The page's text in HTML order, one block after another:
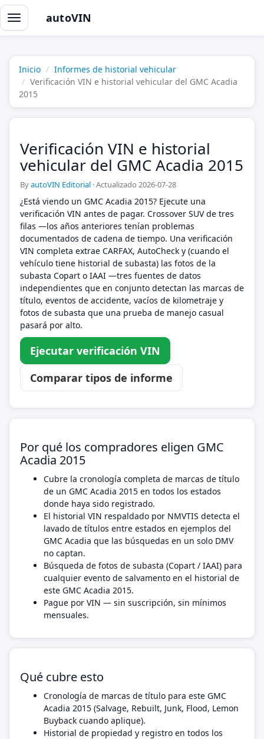
Alternar
navegación
autoVIN
Inicio
Informes de historial vehicular
Verificación VIN e historial vehicular del GMC Acadia
2015
Verificación VIN e historial
vehicular del GMC Acadia 2015
ByautoVIN Editorial ·Actualizado 2026-07-28
¿Está viendo un GMC Acadia 2015? Ejecute una
verificación VIN antes de pagar. Crossover SUV de tres
filas —los años anteriores tenían problemas
documentados de cadena de tiempo. Una verificación
VIN completa extrae CARFAX, AutoCheck y (cuando el
vehículo tiene historial de subasta) las fotos de la
subasta Copart o IAAI —tres fuentes de datos
independientes que en conjunto detectan las marcas de
título, eventos de accidente, vacíos de kilometraje y
fotos de subasta que una prueba de manejo casual
pasará por alto.
Ejecutar verificación VIN
Comparar tipos de informe
Por qué los compradores eligen GMC
Acadia 2015
Cubre la cronología completa de marcas de título
de un GMC Acadia 2015 en todos los estados
donde haya sido registrado.
El historial VIN respaldado por NMVTIS detecta el
lavado de títulos entre estados en ejemplos del
GMC Acadia que las búsquedas en un solo DMV
no captan.
Búsqueda de fotos de subasta (Copart / IAAI) para
cualquier evento de salvamento en el historial de
este GMC Acadia 2015.
Pague por VIN — sin suscripción, sin mínimos
mensuales.
Qué cubre esto
Cronología de marcas de título para este GMC
Acadia 2015 (Salvage, Rebuilt, Junk, Flood, Lemon
Buyback cuando aplique).
Historial de propiedad y registro en todos los